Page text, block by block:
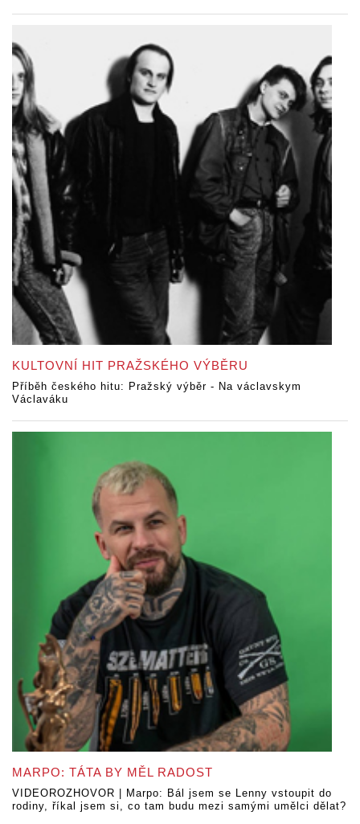
KULTOVNÍ HIT PRAŽSKÉHO VÝBĚRU
Příběh českého hitu: Pražský výběr - Na václavskym
Václaváku
MARPO: TÁTA BY MĚL RADOST
VIDEOROZHOVOR | Marpo: Bál jsem se Lenny vstoupit do
rodiny, říkal jsem si, co tam budu mezi samými umělci dělat?